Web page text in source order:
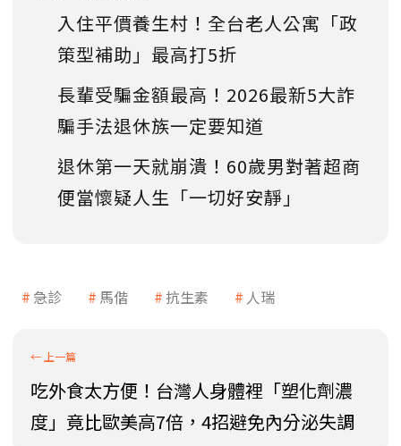
入住平價養生村！全台老人公寓「政
策型補助」最高打5折
長輩受騙金額最高！2026最新5大詐
騙手法退休族一定要知道
退休第一天就崩潰！60歲男對著超商
便當懷疑人生「一切好安靜」
急診 馬偕 抗生素 人瑞
吃外食太方便！台灣人身體裡「塑化劑濃
度」竟比歐美高7倍，4招避免內分泌失調